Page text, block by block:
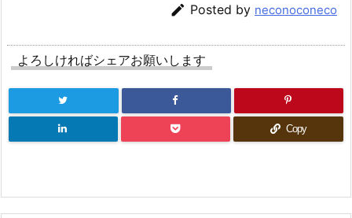
 Posted by neconoconeco
よろしければシェアお願いします
Copy